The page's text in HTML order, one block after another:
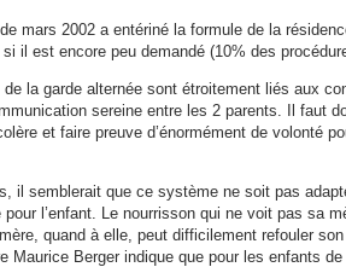
mars 2002 a entériné la formule de la
il est encore peu demandé (10% des
la garde alternée sont étroitement liés aux
sereine entre les 2 parents. Il faut
et faire preuve d’énormément de volonté
il semblerait que ce système ne soit pas
pour l’enfant. Le nourrisson qui ne voit pas sa
quand à elle, peut difficilement refouler
Maurice Berger indique que pour les enfants